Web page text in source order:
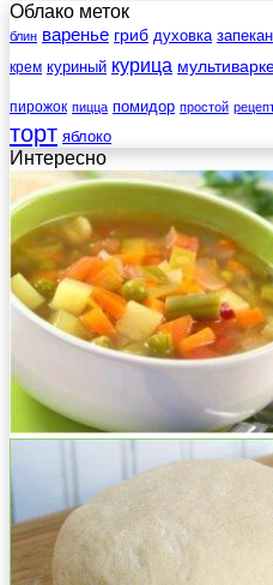
Облако меток
блин варенье гриб духовка
крем куриный курица
пирожок пицца помидор простой
торт яблоко
Интересно